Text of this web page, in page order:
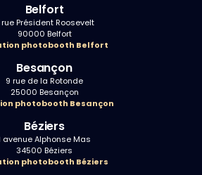
Belfort
Président Roosevelt
90000 Belfort
photobooth Belfort
Besançon
9 rue de la Rotonde
25000 Besançon
photobooth Besançon
Béziers
avenue Alphonse Mas
34500 Béziers
photobooth Béziers